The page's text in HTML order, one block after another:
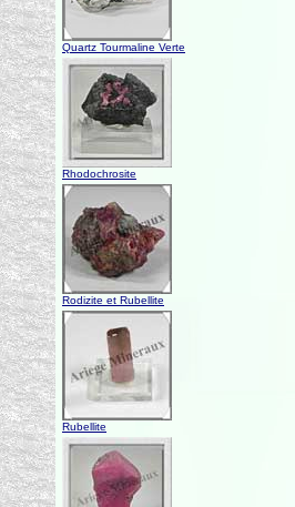
Quartz Tourmaline Verte
Rhodochrosite
Rodizite et Rubellite
Rubellite